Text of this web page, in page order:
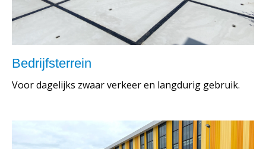
Bedrijfsterrein
Voor dagelijks zwaar verkeer en langdurig gebruik.